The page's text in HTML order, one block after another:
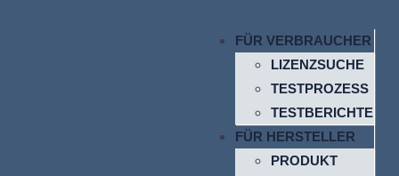
FÜR VERBRAUCHER
LIZENZSUCHE
TESTPROZESS
TESTBERICHTE
FÜR HERSTELLER
PRODUKT